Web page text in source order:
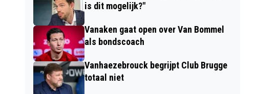
is dit mogelijk?"
Vanaken gaat open over Van Bommel
als bondscoach
Vanhaezebrouck begrijpt Club Brugge
totaal niet